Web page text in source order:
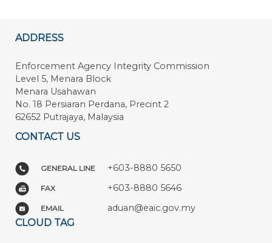
ADDRESS
Enforcement Agency Integrity Commission
Level 5, Menara Block
Menara Usahawan
No. 18 Persiaran Perdana, Precint 2
62652 Putrajaya, Malaysia
CONTACT US
GENERAL LINE +603-8880 5650
FAX +603-8880 5646
EMAIL aduan@eaic.gov.my
CLOUD TAG